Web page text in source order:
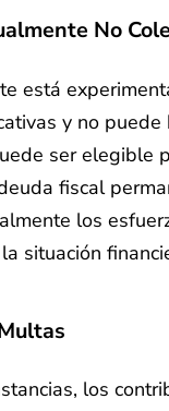
No
está
y no puede
ser elegible
fiscal
los
situación
los